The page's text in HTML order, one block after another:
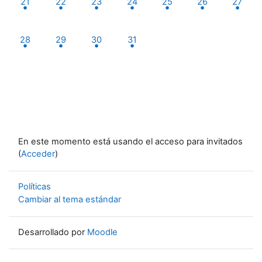
1 evento, lunes, 28 julio
28 1 evento, martes, 29 julio
29 1 evento, miércoles, 30 julio
30 1 evento, jueves, 31 julio
31
En este momento está usando el acceso para invitados
(Acceder)
Políticas
Cambiar al tema estándar
Desarrollado por Moodle